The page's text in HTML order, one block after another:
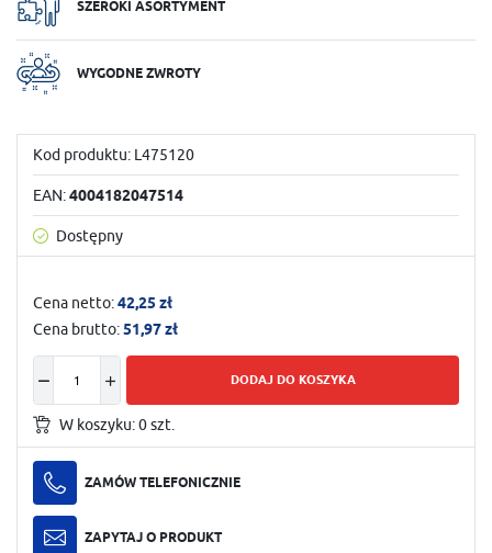
SZEROKI ASORTYMENT
WYGODNE ZWROTY
Kod produktu: L475120
EAN:4004182047514
Dostępny
Cena netto:42,25 zł
Cena brutto:51,97 zł
DODAJ DO KOSZYKA
W koszyku:0szt.
ZAMÓW TELEFONICZNIE
ZAPYTAJ O PRODUKT